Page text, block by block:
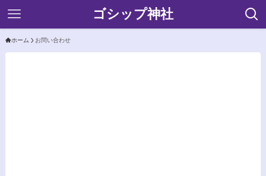
ゴシップ神社
ホーム お問い合わせ